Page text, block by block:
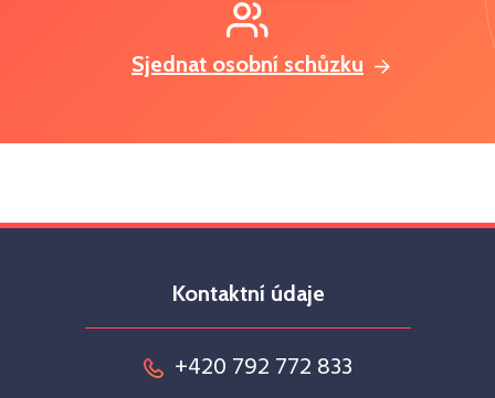
Sjednat osobní schůzku
Kontaktní údaje
+420 792 772 833